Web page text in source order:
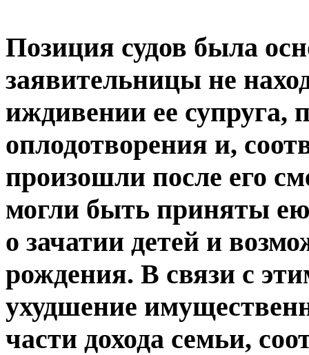
Позиция судов была
заявительницы не
иждивении ее супруга,
оплодотворения и,
произошли после его
могли быть приняты
о зачатии детей и
рождения. В связи с
ухудшение
части дохода семьи,